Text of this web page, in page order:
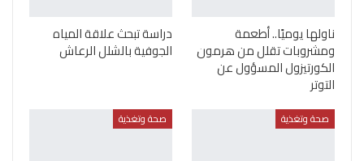
ناولها يوميًا.. أطعمة
ومشروبات تقلل من هرمون
الكورتيزول المسؤول عن
التوتر
دراسة تبحث علاقة المياه
الجوفية بالشلل الرعاش
صحة وتغذية صحة وتغذية